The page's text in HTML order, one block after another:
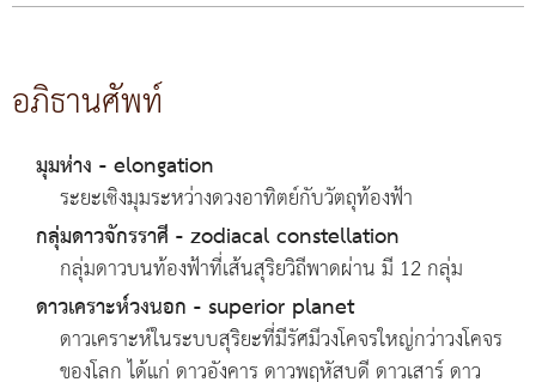
อภิธานศัพท์
มุมห่าง - elongation
ระยะเชิงมุมระหว่างดวงอาทิตย์กับวัตถุท้องฟ้า
กลุ่มดาวจักรราศี - zodiacal constellation
กลุ่มดาวบนท้องฟ้าที่เส้นสุริยวิถีพาดผ่าน มี 12 กลุ่ม
ดาวเคราะห์วงนอก - superior planet
ดาวเคราะห์ในระบบสุริยะที่มีรัศมีวงโคจรใหญ่กว่าวงโคจร
ของโลก ได้แก่ ดาวอังคาร ดาวพฤหัสบดี ดาวเสาร์ ดาว